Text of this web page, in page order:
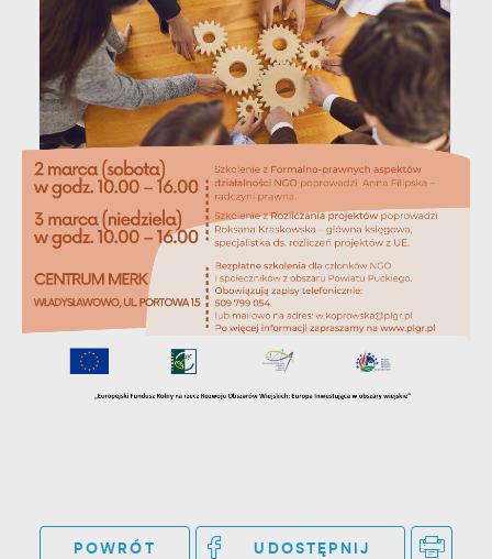
POWRÓT UDOSTĘPNIJ
treści w postaci wiadomości, ofert,
komunikatów mediów społecznościowych.